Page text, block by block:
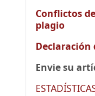
Conflictos
plagio
Declaración
Envie su